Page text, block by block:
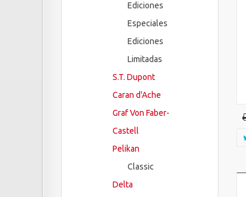
Ediciones
Especiales
Ediciones
Limitadas
S.T. Dupont
Caran d'Ache
Graf Von Faber-
Castell
Pelikan
Classic
Delta